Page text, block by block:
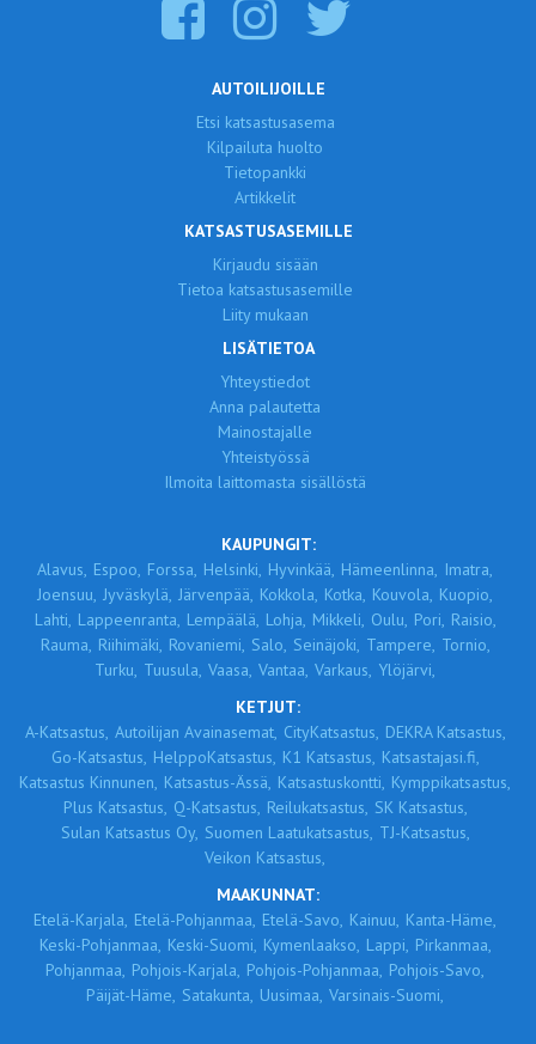
AUTOILIJOILLE
Etsi katsastusasema
Kilpailuta huolto
Tietopankki
Artikkelit
KATSASTUSASEMILLE
Kirjaudu sisään
Tietoa katsastusasemille
Liity mukaan
LISÄTIETOA
Yhteystiedot
Anna palautetta
Mainostajalle
Yhteistyössä
Ilmoita laittomasta sisällöstä
KAUPUNGIT:
Alavus, Espoo, Forssa, Helsinki, Hyvinkää, Hämeenlinna, Imatra,
Joensuu, Jyväskylä, Järvenpää, Kokkola, Kotka, Kouvola, Kuopio,
Lahti, Lappeenranta, Lempäälä, Lohja, Mikkeli, Oulu, Pori, Raisio,
Rauma, Riihimäki, Rovaniemi, Salo, Seinäjoki, Tampere, Tornio,
Turku, Tuusula, Vaasa, Vantaa, Varkaus, Ylöjärvi,
KETJUT:
A-Katsastus, Autoilijan Avainasemat, CityKatsastus, DEKRA Katsastus,
Go-Katsastus, HelppoKatsastus, K1 Katsastus, Katsastajasi.fi,
Katsastus Kinnunen, Katsastus-Ässä, Katsastuskontti, Kymppikatsastus,
Plus Katsastus, Q-Katsastus, Reilukatsastus, SK Katsastus,
Sulan Katsastus Oy, Suomen Laatukatsastus, TJ-Katsastus,
Veikon Katsastus,
MAAKUNNAT:
Etelä-Karjala, Etelä-Pohjanmaa, Etelä-Savo, Kainuu, Kanta-Häme,
Keski-Pohjanmaa, Keski-Suomi, Kymenlaakso, Lappi, Pirkanmaa,
Pohjanmaa, Pohjois-Karjala, Pohjois-Pohjanmaa, Pohjois-Savo,
Päijät-Häme, Satakunta, Uusimaa, Varsinais-Suomi,